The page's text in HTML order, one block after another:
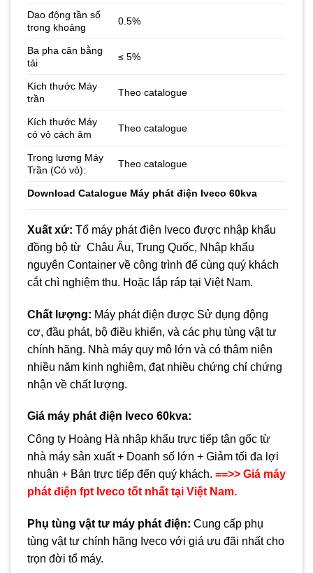
Dao động tần số
trong khoảng
0.5%
Ba pha cân bằng
tải
≤ 5%
Kích thước Máy
trần
Theo catalogue
Kích thước Máy
có vỏ cách âm
Theo catalogue
Trong lương Máy
Trần (Có vỏ):
Theo catalogue
Download Catalogue Máy phát điện Iveco 60kva
Xuất xứ: Tổ máy phát điện Iveco được nhập khẩu
đồng bộ từ Châu Âu, Trung Quốc, Nhập khẩu
nguyên Container về công trình để cùng quý khách
cắt chì nghiệm thu. Hoặc lắp ráp tại Việt Nam.
Chất lượng: Máy phát điện được Sử dụng động
cơ, đầu phát, bộ điều khiển, và các phụ tùng vật tư
chính hãng. Nhà máy quy mô lớn và có thâm niên
nhiều năm kinh nghiệm, đạt nhiều chứng chỉ chứng
nhận về chất lượng.
Giá máy phát điện Iveco 60kva:
Công ty Hoàng Hà nhập khẩu trực tiếp tận gốc từ
nhà máy sản xuất + Doanh số lớn + Giảm tối đa lợi
nhuận + Bán trực tiếp đến quý khách. ==>> Giá máy
phát điện fpt Iveco tốt nhất tại Việt Nam.
Phụ tùng vật tư máy phát điện: Cung cấp phụ
tùng vật tư chính hãng Iveco với giá ưu đãi nhất cho
trọn đời tổ máy.